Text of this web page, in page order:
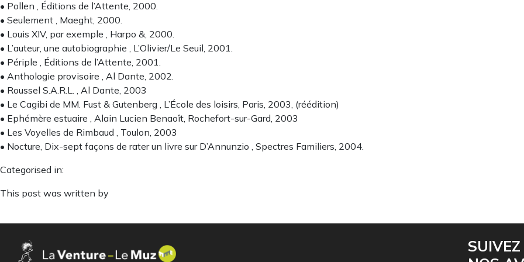
• Pollen , Éditions de l’Attente, 2000.
• Seulement , Maeght, 2000.
• Louis XIV, par exemple , Harpo &, 2000.
• L’auteur, une autobiographie , L’Olivier/Le Seuil, 2001.
• Périple , Éditions de l’Attente, 2001.
• Anthologie provisoire , Al Dante, 2002.
• Roussel S.A.R.L. , Al Dante, 2003
• Le Cagibi de MM. Fust & Gutenberg , L’École des loisirs, Paris, 2003, (réédition)
• Ephémère estuaire , Alain Lucien Benaoît, Rochefort-sur-Gard, 2003
• Les Voyelles de Rimbaud , Toulon, 2003
• Nocture, Dix-sept façons de rater un livre sur D’Annunzio , Spectres Familiers, 2004.
Categorised in:
This post was written by